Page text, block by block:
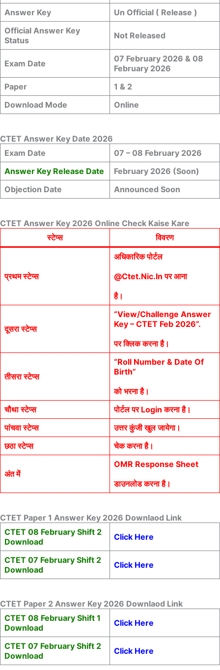
Answer Key
Un Official ( Release )
Official Answer Key
Status
Not Released
Exam Date
07 February 2026 & 08
February 2026
Paper
1 & 2
Download Mode
Online
CTET Answer Key Date 2026
Exam Date
07 – 08 February 2026
Answer Key Release Date
February 2026 (Soon)
Objection Date
Announced Soon
CTET Answer Key 2026 Online Check Kaise Kare
स्टेप्स
विवरण
प्रथम स्टेप्स
अधिकारिक पोर्टल
@ctet.nic.in पर आना
है।
दूसरा स्टेप्स
“View/Challenge Answer
Key – CTET Feb 2026”.
पर क्लिक करना है।
तीसरा स्टेप्स
“Roll Number & Date Of
Birth”
को भरना है।
चौथा स्टेप्स
पोर्टल पर Login करना है।
पांचवा स्टेप्स
उत्तर कुंजी खुल जायेगा।
छठा स्टेप्स
चेक करना है।
अंत में
OMR Response Sheet
डाउनलोड करना है।
CTET Paper 1 Answer Key 2026 Downlaod Link
CTET 08 February Shift 2
Download
Click Here
CTET 07 February Shift 2
Download
Click Here
CTET Paper 2 Answer Key 2026 Downlaod Link
CTET 08 February Shift 1
Download
Click Here
CTET 07 February Shift 2
Download
Click Here